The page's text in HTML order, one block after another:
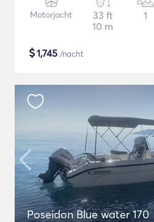
Motorjacht
33 ft
10 m
1
$1,745 /nacht
Poseidon Blue water 170